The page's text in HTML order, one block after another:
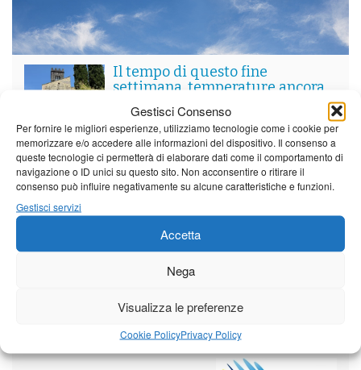
Gestisci Consenso
Per fornire le migliori esperienze, utilizziamo tecnologie come i cookie per
memorizzare e/o accedere alle informazioni del dispositivo. Il consenso a
queste tecnologie ci permetterà di elaborare dati come il comportamento di
navigazione o ID unici su questo sito. Non acconsentire o ritirare il
consenso può influire negativamente su alcune caratteristiche e funzioni.
Gestisci servizi
Accetta
Nega
Visualizza le preferenze
Cookie PolicyPrivacy Policy
Il tempo di questo fine
settimana. temperature ancora
stagionali
Leggi tutto…
Venerdì Sabato Domenica
Borgo a Mozzano
24°C|34°C
Castelnuovo Garfagnana
24°C|34°C 22°C|